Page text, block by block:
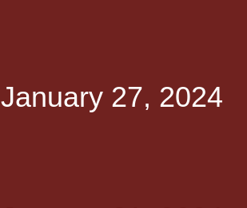
January 27, 2024